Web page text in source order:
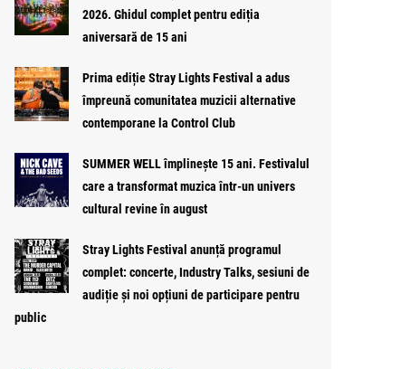
2026. Ghidul complet pentru ediția
aniversară de 15 ani
Prima ediție Stray Lights Festival a adus
împreună comunitatea muzicii alternative
contemporane la Control Club
SUMMER WELL împlinește 15 ani. Festivalul
care a transformat muzica într-un univers
cultural revine în august
Stray Lights Festival anunță programul
complet: concerte, Industry Talks, sesiuni de
audiție și noi opțiuni de participare pentru
public